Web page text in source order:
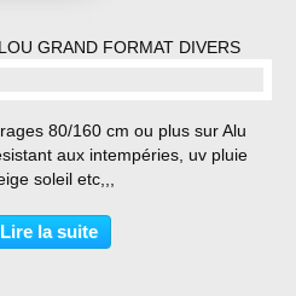
GRAND FORMAT DIVERS
80/160 cm ou plus sur Alu
aux intempéries, uv pluie
soleil etc,,,
Lire la suite